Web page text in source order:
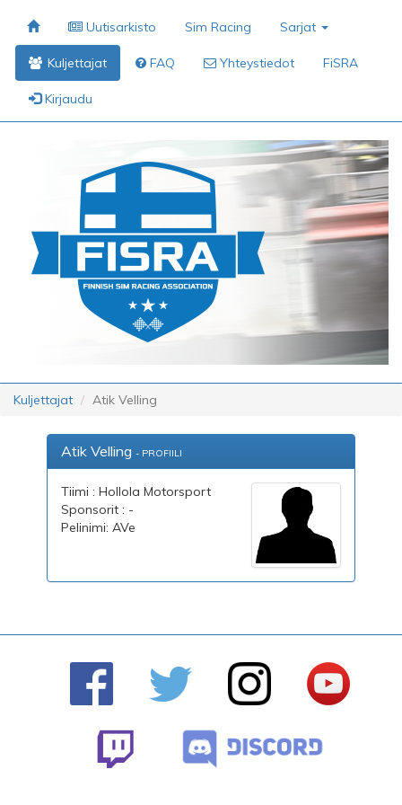
Uutisarkisto Sim Racing Sarjat
Kuljettajat FAQ Yhteystiedot FiSRA
Kirjaudu
Kuljettajat Atik Velling
Atik Velling - PROFIILI
Tiimi : Hollola Motorsport
Sponsorit : -
Pelinimi: AVe